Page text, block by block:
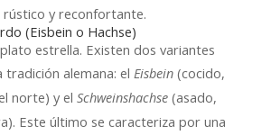
y reconfortante.
(Eisbein o Hachse)
estrella. Existen dos variantes
tradición alemana: el Eisbein(cocido,
norte) y el Schweinshachse(asado,
Este último se caracteriza por una